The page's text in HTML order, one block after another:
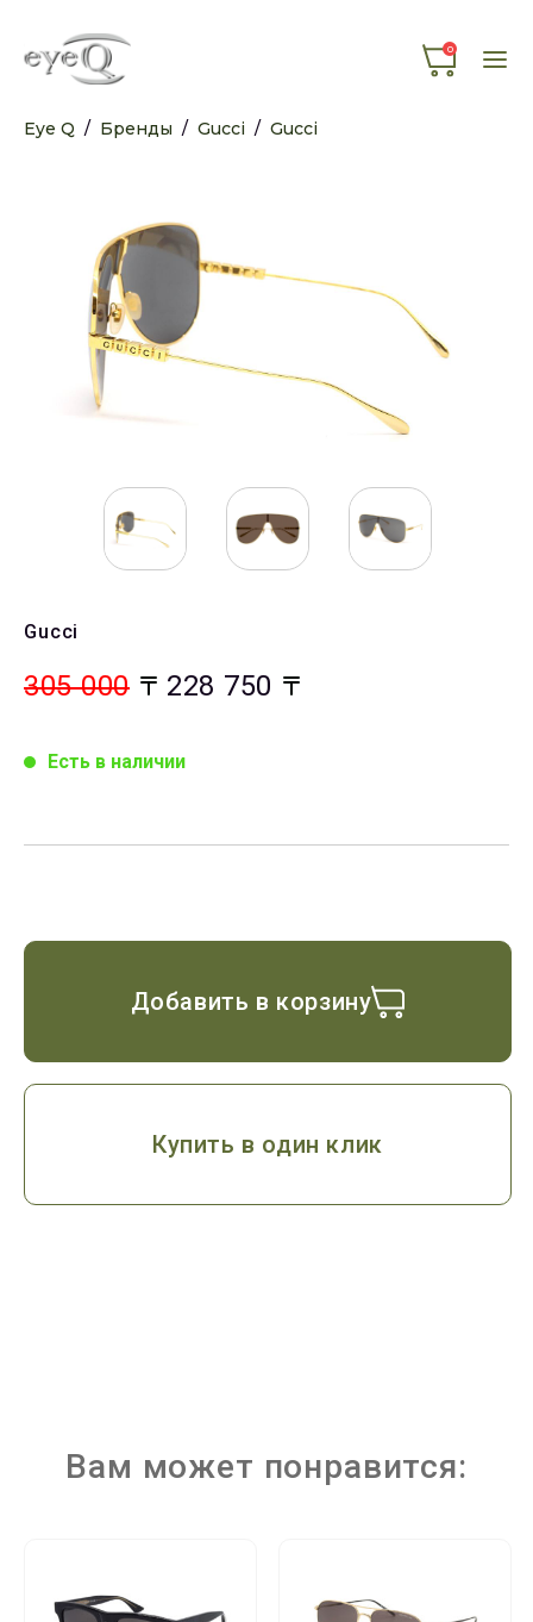
0
Eye Q / Бренды / Gucci / Gucci
Gucci
305 000 228 750
Есть в наличии
Добавить в корзину
Купить в один клик
Вам может понравится: